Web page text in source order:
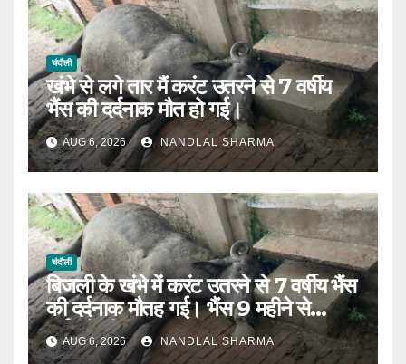
चंदौली
खंभे से लगे तार मैं करंट उतरने से 7 वर्षीय
भैंस की दर्दनाक मौत हो गई।
AUG 6, 2026 NANDLAL SHARMA
चंदौली
बिजली के खंभे में करंट उतरने से 7 वर्षीय भैंस
की दर्दनाक मौतह गई। भैंस 9 महीने से
गर्भवती थी।
AUG 6, 2026 NANDLAL SHARMA